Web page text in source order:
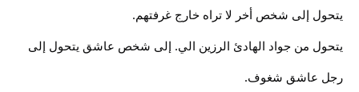
يتحول إلى شخص أخر لا تراه خارج غرفتهم.
يتحول من جواد الهادئ الرزين الي. إلى شخص عاشق يتحول إلى
رجل عاشق شغوف.